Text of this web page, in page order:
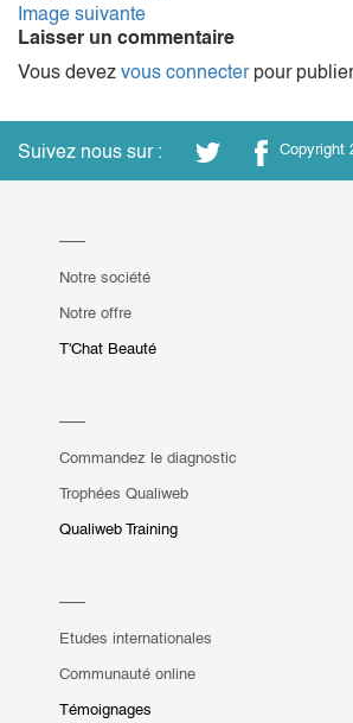
Image suivante
Laisser un commentaire
Vous devez vous connecterpour
Suivez nous sur : Copyright
Notre société
Notre offre
T'Chat Beauté
Commandez le diagnostic
Trophées Qualiweb
Qualiweb Training
Etudes internationales
Communauté online
Témoignages